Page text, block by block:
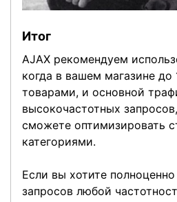
Итог
AJAX рекомендуем
когда в вашем магазине до
товарами, и основной
высокочастотных
сможете оптимизировать
категориями.
Если вы хотите
запросов любой